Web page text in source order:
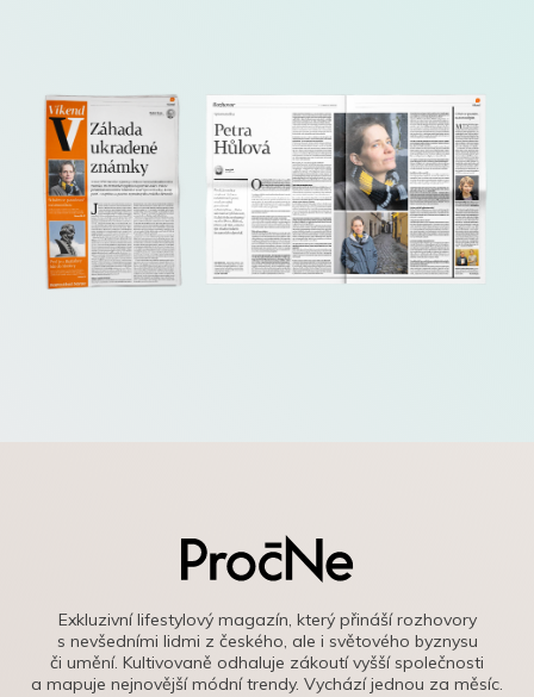
Exkluzivní lifestylový magazín, který přináší rozhovory
s nevšedními lidmi z českého, ale i světového byznysu
či umění. Kultivovaně odhaluje zákoutí vyšší společnosti
a mapuje nejnovější módní trendy. Vychází jednou za měsíc.